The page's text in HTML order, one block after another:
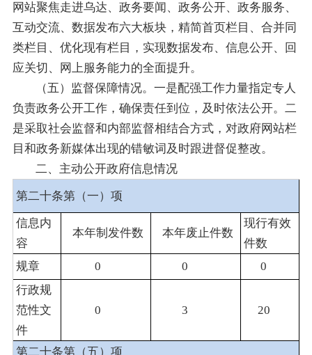
网站聚焦走进乌达、政务要闻、政务公开、政务服务、
互动交流、数据发布六大板块，精简首页栏目、合并同
类栏目、优化现有栏目，实现数据发布、信息公开、回
应关切、网上服务能力的全面提升。
（五）监督保障情况。一是配强工作力量指定专人
负责政务公开工作，确保责任到位，及时依法公开。二
是采取社会监督和内部监督相结合方式，对政府网站栏
目和政务新媒体出现的错敏词及时跟进督促整改。
二、主动公开政府信息情况
第二十条第（一）项
信息内
容
本年制发件数 本年废止件数
现行有效
件数
规章
0 0
0
行政规
范性文
件
0 3 20
第二十条第（五）项